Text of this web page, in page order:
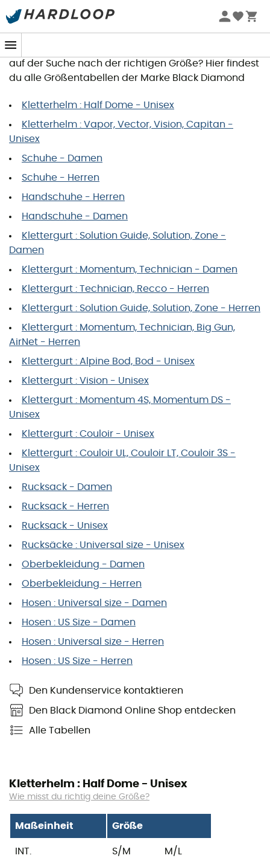
Black Diamond Größentabelle
Du möchtest einen Artikel bestellen, bist aber noch
auf der Suche nach der richtigen Größe? Hier findest
du alle Größentabellen der Marke Black Diamond
Kletterhelm : Half Dome - Unisex
Kletterhelm : Vapor, Vector, Vision, Capitan -
Unisex
Schuhe - Damen
Schuhe - Herren
Handschuhe - Herren
Handschuhe - Damen
Klettergurt : Solution Guide, Solution, Zone -
Damen
Klettergurt : Momentum, Technician - Damen
Klettergurt : Technician, Recco - Herren
Klettergurt : Solution Guide, Solution, Zone - Herren
Klettergurt : Momentum, Technician, Big Gun,
AirNet - Herren
Klettergurt : Alpine Bod, Bod - Unisex
Klettergurt : Vision - Unisex
Klettergurt : Momentum 4S, Momentum DS -
Unisex
Klettergurt : Couloir - Unisex
Klettergurt : Couloir UL, Couloir LT, Couloir 3S -
Unisex
Rucksack - Damen
Rucksack - Herren
Rucksack - Unisex
Rucksäcke : Universal size - Unisex
Oberbekleidung - Damen
Oberbekleidung - Herren
Hosen : Universal size - Damen
Hosen : US Size - Damen
Hosen : Universal size - Herren
Hosen : US Size - Herren
Den Kundenservice kontaktieren
Den Black Diamond Online Shop entdecken
Alle Tabellen
Kletterhelm : Half Dome - Unisex
Wie misst du richtig deine Größe?
Maßeinheit Größe
INT. S/M M/L